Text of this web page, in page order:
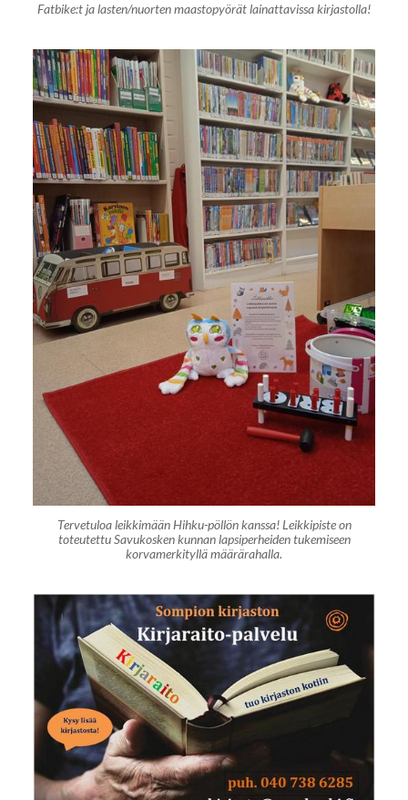
Fatbike:t ja lasten/nuorten maastopyörät lainattavissa kirjastolla!
Tervetuloa leikkimään Hihku-pöllön kanssa! Leikkipiste on
toteutettu Savukosken kunnan lapsiperheiden tukemiseen
korvamerkityllä määrärahalla.